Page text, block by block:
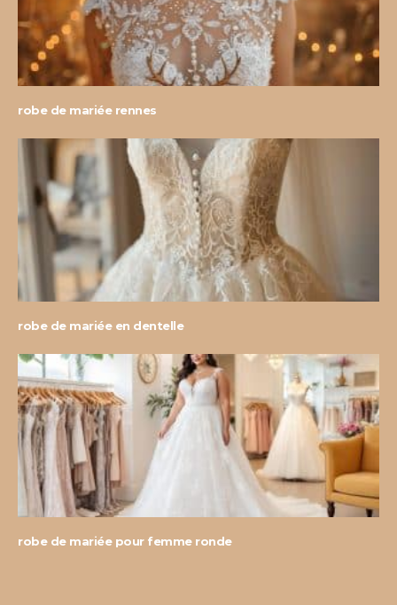
robe de mariée rennes
robe de mariée en dentelle
robe de mariée pour femme ronde